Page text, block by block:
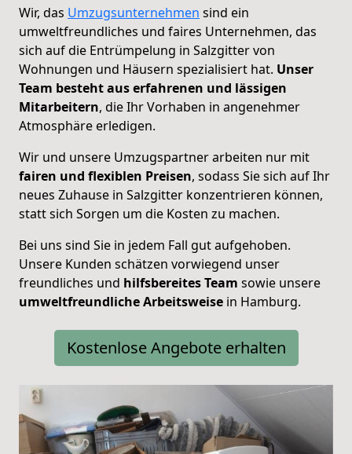
Wir, das Umzugsunternehmen sind ein
umweltfreundliches und faires Unternehmen, das
sich auf die Entrümpelung in Salzgitter von
Wohnungen und Häusern spezialisiert hat. Unser
Team besteht aus erfahrenen und lässigen
Mitarbeitern, die Ihr Vorhaben in angenehmer
Atmosphäre erledigen.
Wir und unsere Umzugspartner arbeiten nur mit
fairen und flexiblen Preisen, sodass Sie sich auf Ihr
neues Zuhause in Salzgitter konzentrieren können,
statt sich Sorgen um die Kosten zu machen.
Bei uns sind Sie in jedem Fall gut aufgehoben.
Unsere Kunden schätzen vorwiegend unser
freundliches und hilfsbereites Team sowie unsere
umweltfreundliche Arbeitsweise in Hamburg.
Kostenlose Angebote erhalten